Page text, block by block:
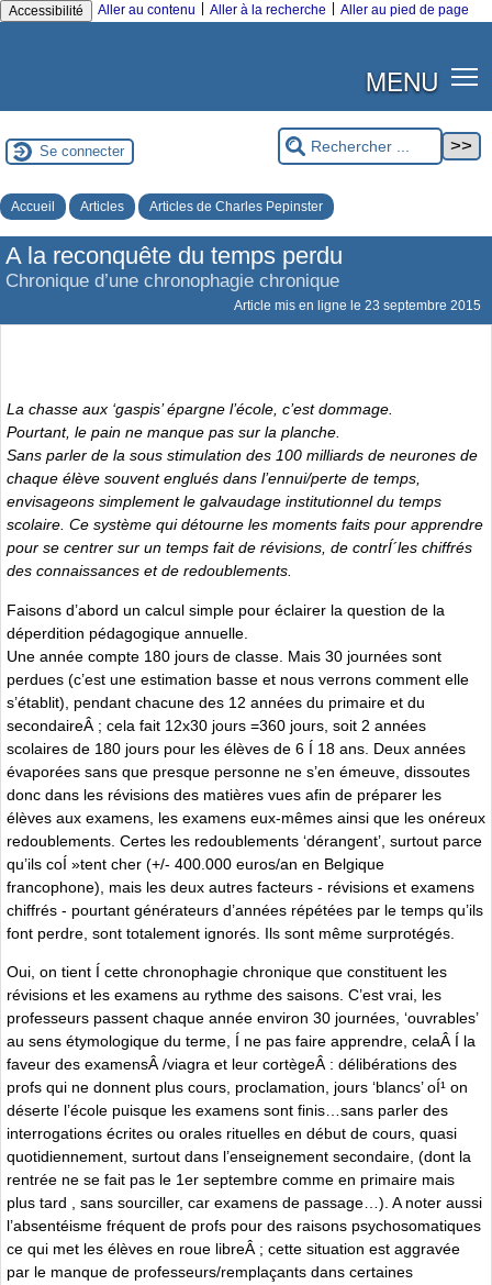
Accessibilité Aller au contenu Aller à la recherche Aller au pied de page
MENU
Se connecter
Accueil Articles Articles de Charles Pepinster
A la reconquête du temps perdu
Chronique d’une chronophagie chronique
Article mis en ligne le 23 septembre 2015
La chasse aux ‘gaspis’ épargne l’école, c’est dommage.
Pourtant, le pain ne manque pas sur la planche.
Sans parler de la sous stimulation des 100 milliards de neurones de
chaque élève souvent englués dans l’ennui/perte de temps,
envisageons simplement le galvaudage institutionnel du temps
scolaire. Ce système qui détourne les moments faits pour apprendre
pour se centrer sur un temps fait de révisions, de contrÍ´les chiffrés
des connaissances et de redoublements.
Faisons d’abord un calcul simple pour éclairer la question de la
déperdition pédagogique annuelle.
Une année compte 180 jours de classe. Mais 30 journées sont
perdues (c’est une estimation basse et nous verrons comment elle
s’établit), pendant chacune des 12 années du primaire et du
secondaireÂ ; cela fait 12x30 jours =360 jours, soit 2 années
scolaires de 180 jours pour les élèves de 6 Í 18 ans. Deux années
évaporées sans que presque personne ne s’en émeuve, dissoutes
donc dans les révisions des matières vues afin de préparer les
élèves aux examens, les examens eux-mêmes ainsi que les onéreux
redoublements. Certes les redoublements ‘dérangent’, surtout parce
qu’ils coÍ »tent cher (+/- 400.000 euros/an en Belgique
francophone), mais les deux autres facteurs - révisions et examens
chiffrés - pourtant générateurs d’années répétées par le temps qu’ils
font perdre, sont totalement ignorés. Ils sont même surprotégés.
Oui, on tient Í cette chronophagie chronique que constituent les
révisions et les examens au rythme des saisons. C’est vrai, les
professeurs passent chaque année environ 30 journées, ‘ouvrables’
au sens étymologique du terme, Í ne pas faire apprendre, celaÂ Í la
faveur des examensÂ /viagra et leur cortègeÂ : délibérations des
profs qui ne donnent plus cours, proclamation, jours ‘blancs’ oÍ¹ on
déserte l’école puisque les examens sont finis…sans parler des
interrogations écrites ou orales rituelles en début de cours, quasi
quotidiennement, surtout dans l’enseignement secondaire, (dont la
rentrée ne se fait pas le 1er septembre comme en primaire mais
plus tard , sans sourciller, car examens de passage…). A noter aussi
l’absentéisme fréquent de profs pour des raisons psychosomatiques
ce qui met les élèves en roue libreÂ ; cette situation est aggravée
par le manque de professeurs/remplaçants dans certaines